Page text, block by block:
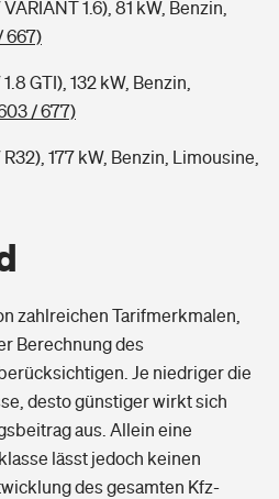
1.6), 81 kW, Benzin,
667)
GTI), 132 kW, Benzin,
/ 677)
R32), 177 kW, Benzin, Limousine,
zahlreichen Tarifmerkmalen,
Berechnung des
Je niedriger die
desto günstiger wirkt sich
aus. Allein eine
lässt jedoch keinen
des gesamten Kfz-